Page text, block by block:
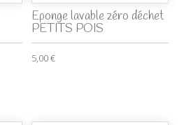
Eponge lavable zéro déchet
PETITS POIS
5,00 €